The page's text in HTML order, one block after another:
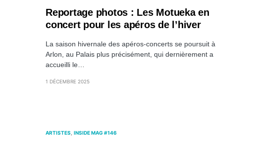
Reportage photos : Les Motueka en
concert pour les apéros de l’hiver
La saison hivernale des apéros-concerts se poursuit à
Arlon, au Palais plus précisément, qui dernièrement a
accueilli le…
1 DÉCEMBRE 2025
ARTISTES INSIDE MAG #146